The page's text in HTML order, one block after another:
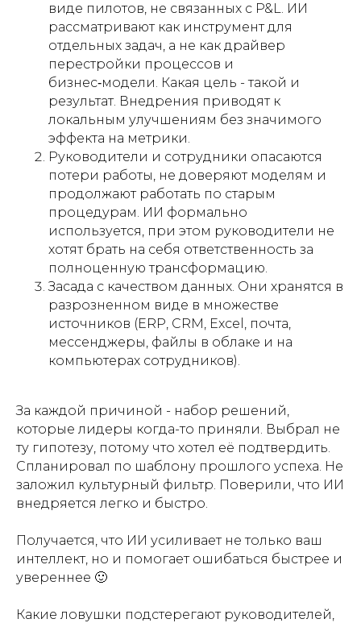
виде пилотов, не связанных с P&L. ИИ
рассматривают как инструмент для
отдельных задач, а не как драйвер
перестройки процессов и
бизнес‑модели. Какая цель - такой и
результат. Внедрения приводят к
локальным улучшениям без значимого
эффекта на метрики.
Руководители и сотрудники опасаются
потери работы, не доверяют моделям и
продолжают работать по старым
процедурам. ИИ формально
используется, при этом руководители не
хотят брать на себя ответственность за
полноценную трансформацию.
Засада с качеством данных. Они хранятся в
разрозненном виде в множестве
источников (ERP, CRM, Excel, почта,
мессенджеры, файлы в облаке и на
компьютерах сотрудников).
За каждой причиной - набор решений,
которые лидеры когда-то приняли. Выбрал не
ту гипотезу, потому что хотел её подтвердить.
Спланировал по шаблону прошлого успеха. Не
заложил культурный фильтр. Поверили, что ИИ
внедряется легко и быстро.
Получается, что ИИ усиливает не только ваш
интеллект, но и помогает ошибаться быстрее и
увереннее 🙂
Какие ловушки подстерегают руководителей,